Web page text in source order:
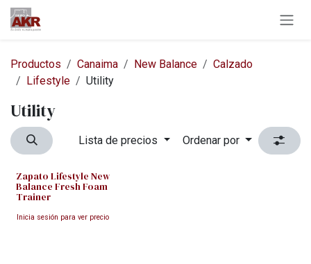
Ir al contenido
Productos Canaima New Balance
Calzado
Lifestyle
Utility
Utility
Lista de precios Ordenar por
Zapato Lifestyle New
Balance Fresh Foam
Trainer
Inicia sesión para ver precio